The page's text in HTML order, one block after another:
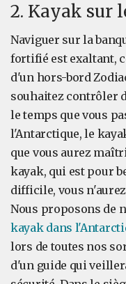
2. Kayak sur
Naviguer sur la
fortifié est exaltant,
d'un hors-bord
souhaitez contrôler
le temps que vous
l'Antarctique, le
que vous aurez
kayak, qui est pour
difficile, vous
Nous proposons de
kayak dans
lors de toutes nos
d'un guide qui